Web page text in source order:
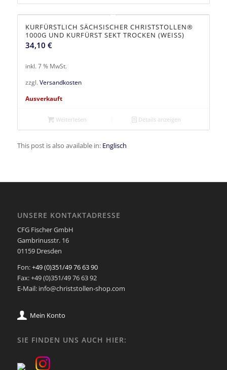
KURFÜRSTLICH SÄCHSISCHER CHRISTSTOLLEN®
1000G UND KURFÜRST SEKT TROCKEN (WEISS)
34,10 €
inkl. 7 % MwSt.
zzgl. Versandkosten
Ausverkauft
Weiterlesen Details anzeigen
This post is also available in: Englisch
UNSERE KONTAKTADRESSE
CFG Fischer GmbH
Gambrinusstr. 16
01159 Dresden
Fon:+49 (0)351/49 76 63 90
Fax: +49 (0)351/49 76 63 92
E-Mail: info@christstollen-shop.com
Mein Konto
SIE FINDEN UNS AUCH HIER: